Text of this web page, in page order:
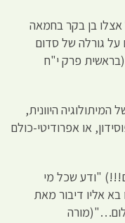
בן בקר בחמאה
גורלה של סדום
פרק י"ח
היוונית,
או אפרודיטי-כולם
"ודע שכל מי
אליו דיבור מאת